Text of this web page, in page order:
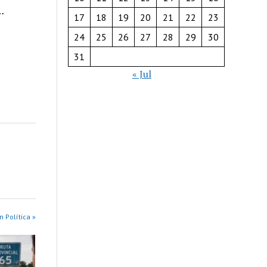
Política »
17
18 19 20 21 22
23
24
25 26 27 28 29
30
31
« Jul